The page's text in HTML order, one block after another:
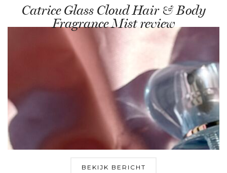
Catrice Glass Cloud Hair & Body
Fragrance Mist review
BEKIJK BERICHT